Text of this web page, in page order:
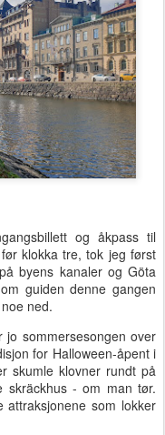
og åkpass til
klokka tre, tok jeg først
byens kanaler og Göta
guiden denne gangen
ned.
jo sommersesongen over
for Halloween-åpent i
skumle klovner rundt på
skräckhus - om man tør.
som lokker